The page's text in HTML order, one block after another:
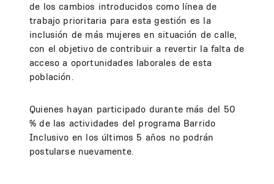
de los cambios introducidos como línea de
trabajo prioritaria para esta gestión es la
inclusión de más mujeres en situación de calle,
con el objetivo de contribuir a revertir la falta de
acceso a oportunidades laborales de esta
población.
Quienes hayan participado durante más del 50
% de las actividades del programa Barrido
Inclusivo en los últimos 5 años no podrán
postularse nuevamente.